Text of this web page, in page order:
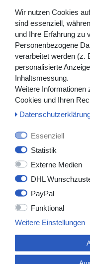
Medmasters
+49 (0)2852
Montag –
Freitag: 08:00
Deutschlandweit
Wir nutzen Cookies
sind essenziell,
und Ihre Erfahrung zu
Personenbezogene
verarbeitet werden (z.
personalisierte
Inhaltsmessung.
Weitere Informationen
Cookies und Ihren
Essenziell
Statistik
Externe Medien
DHL
PayPal
Funktional
Weitere Einstellungen